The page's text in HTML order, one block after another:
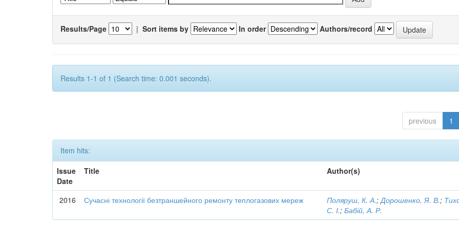
Results/Page | Sort items by In order Authors/record
Results 1-1 of 1 (Search time: 0.001 seconds).
previous 1
Item hits:
Issue
Date
Title Author(s)
2016 Сучасні технології безтраншейного ремонту теплогазових мереж Поляруш, К. А.;Дорошенко, Я. В.;
С. І.;Бабій, А. Р.